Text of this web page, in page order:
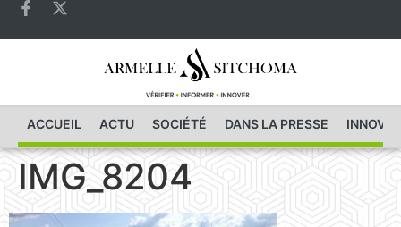
ACCUEIL ACTU SOCIÉTÉ DANS LA PRESSE
IMG_8204